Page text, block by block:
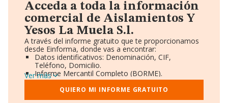
Acceda a toda la información
comercial de Aislamientos Y
Yesos La Muela S.l.
A través del informe gratuito que te proporcionamos
desde Einforma, donde vas a encontrar:
Datos identificativos: Denominación, CIF,
Teléfono, Domicilio.
Informe Mercantil Completo (BORME).
Gráficos de Evolución Ventas y Empleados.
Consejo de Administración y Administradores.
Directivos y Ejecutivos.
Ver más
QUIERO MI INFORME GRATUITO